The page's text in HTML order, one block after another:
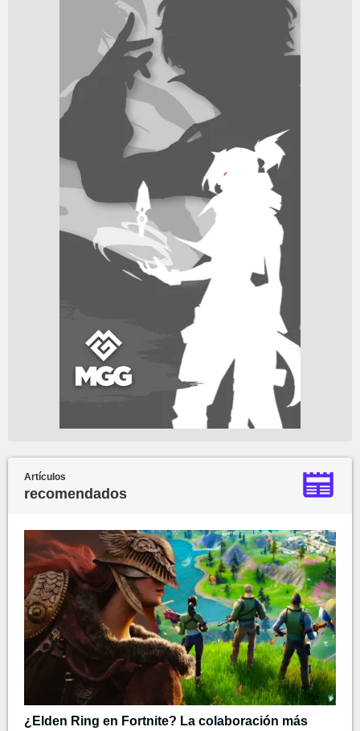
Artículos
recomendados
¿Elden Ring en Fortnite? La colaboración más